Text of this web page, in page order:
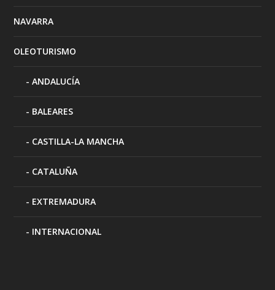
NAVARRA
OLEOTURISMO
ANDALUCÍA
BALEARES
CASTILLA-LA MANCHA
CATALUÑA
EXTREMADURA
INTERNACIONAL